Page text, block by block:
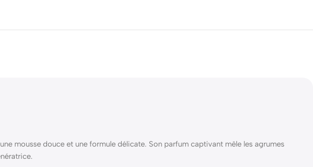
mousse douce et une formule délicate. Son parfum captivant mêle les agrumes